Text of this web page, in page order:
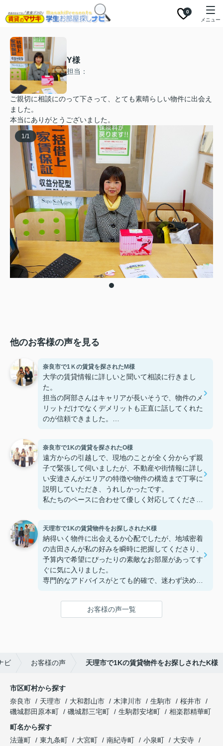
0
メニュー
Y様
担当：
ご親切に相談にのって下さって、とても素晴らしい物件に出会え
ました。
本当にありがとうございました。
1/1
他のお客様の声を見る
奈良市で1Ｋの賃貸を探されたM様
大学の賃貸情報に詳しいと聞いて相談に行きまし
た。
担当の阿部さんはキャリアが長いそうで、物件のメ
リットだけでなくデメリットも正直に話してくれた
のが信頼できました。
す。
奈良市で1Kの賃貸を探されたO様
遠方からの引越しで、現地のことが全く分からず親
子で緊張して伺いましたが、不動産や街情報に詳し
い安達さんがエリアの特徴や物件の構造まで丁寧に
説明していただき、うれしかったです。
私たちのペースに合わせて優しく対応してくださっ
り、感謝しています。安達さん、ありがとうござい
ました！
天理市で1Kの賃貸物件をお探しされたK様
納得いく物件に出会えるか心配でしたが、地域密着
の吉田さんが私の好みを瞬時に把握してくださり、
予算内で希望にぴったりの素敵なお部屋があってす
ぐに気に入りました。
専門的なアドバイスがとても的確で、迷わず決める
鍵の受け取りのときに、また元気(o・・o)/~お店に
お客様の声一覧
ビ お客様の声 天理市で1Kの賃貸物件をお探しされたK様
市区町村から探す
奈良市
天理市 大和郡山市 木津川市 生駒市
桜井市
磯城郡田原本町
磯城郡三宅町 生駒郡安堵町
相楽郡精華町
町名から探す
法蓮町
東九条町 大宮町 南紀寺町 小泉町
大安寺